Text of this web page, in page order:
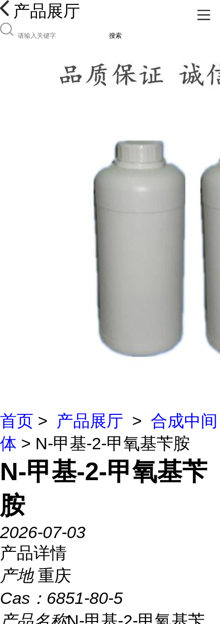
产品展厅
搜索
首页 > 产品展厅 > 合成中间
体 > N-甲基-2-甲氧基苄胺
N-甲基-2-甲氧基苄
胺
2026-07-03
产品详情
产地 重庆
Cas： 6851-80-5